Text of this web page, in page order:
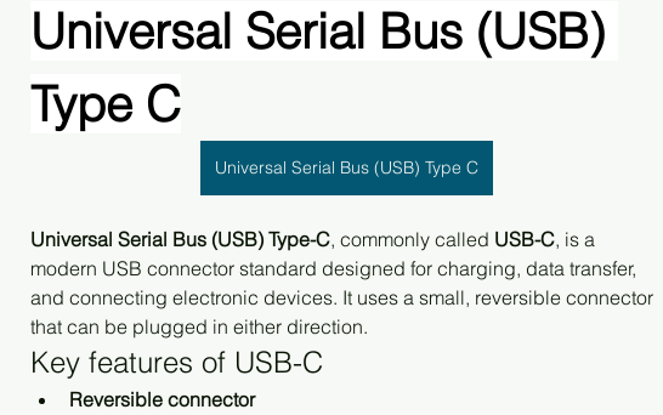
Universal Serial Bus (USB)
Type C
Universal Serial Bus (USB) Type C
Universal Serial Bus (USB) Type-C, commonly called USB-C, is a
modern USB connector standard designed for charging, data transfer,
and connecting electronic devices. It uses a small, reversible connector
that can be plugged in either direction.
Key features of USB-C
Reversible connector